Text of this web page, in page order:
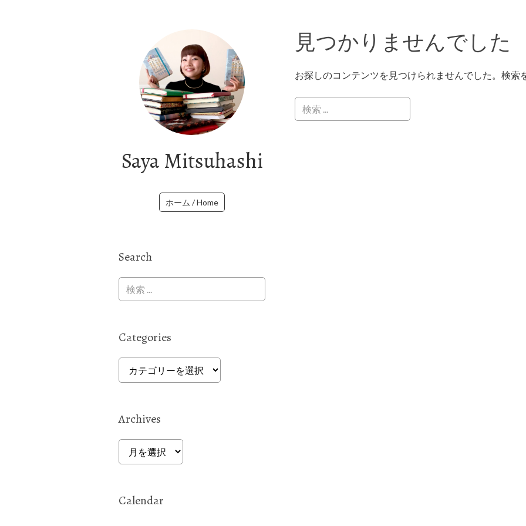
Saya Mitsuhashi
ホーム / Home
見つかりませんでした
お探しのコンテンツを見つけられませんでした。検索
Search
Categories
Categories
Archives
Archives
Calendar